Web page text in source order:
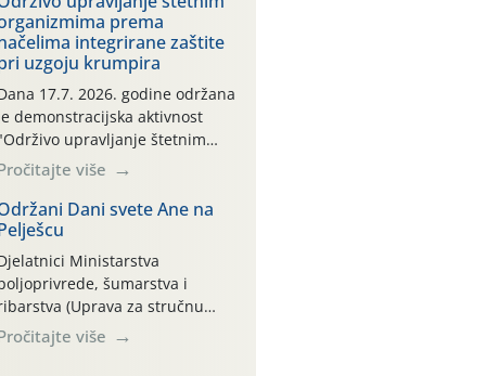
drugih proizvoda koji
sredstva za zaštitu bilja
(npr. ambalaža od mineralnih
se ne prihvaća.
je osiguran
povrat prazne
isključivo ovih tvrtki:
MAKS, AGRONOM,
TKI* (PINUS […]
prema
integrirane zaštite
uzgoju krumpira
17.7. 2026. godine održana
demonstracijska aktivnost
upravljanje štetnim
prema načelima
integrirane zaštite pri uzgoju
na pokusnom polju
kraj naselja Belica
parcela ID 2445031)
dio Međimurske
više
Dani svete Ane na
Ministarstva
šumarstva i
(Uprava za stručnu
razvoju poljoprivrede)
sudjelovali su na tradicionalnom
više